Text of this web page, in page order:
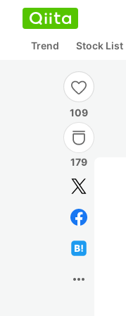
Trend Stock List
109
179
more_horiz